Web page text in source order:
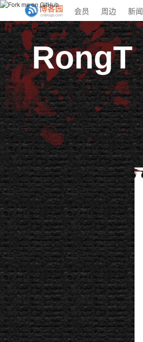
会员 周边 新闻
RongT